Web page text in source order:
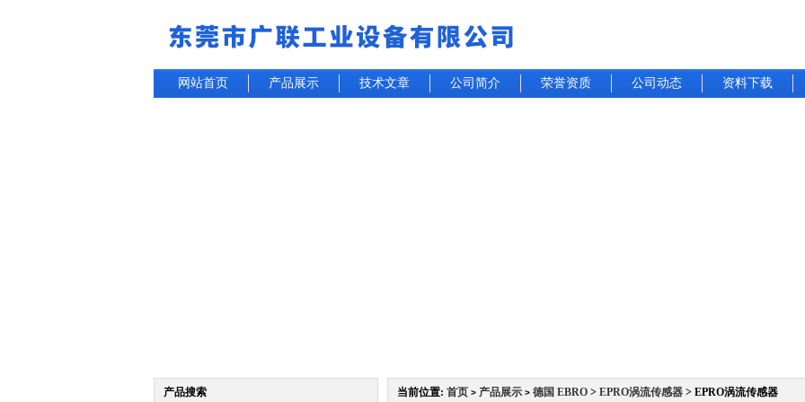
网站首页 产品展示 技术文章 公司简介 荣誉资质 公司动态 资料下载
产品搜索 当前位置: 首页 > 产品展示 > 德国 EBRO > EPRO涡流传感器 > EPRO涡流传感器